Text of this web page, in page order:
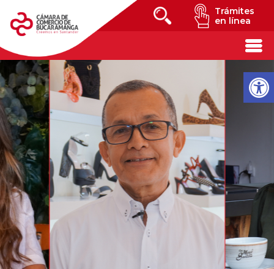
Trámites
en línea